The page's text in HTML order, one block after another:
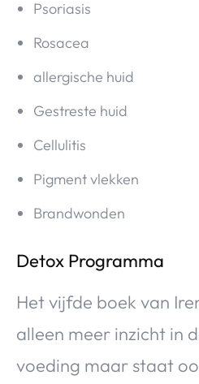
Psoriasis
Rosacea
allergische huid
Gestreste huid
Cellulitis
Pigment vlekken
Brandwonden
Detox Programma
Het vijfde boek van
alleen meer inzicht in
voeding maar staat